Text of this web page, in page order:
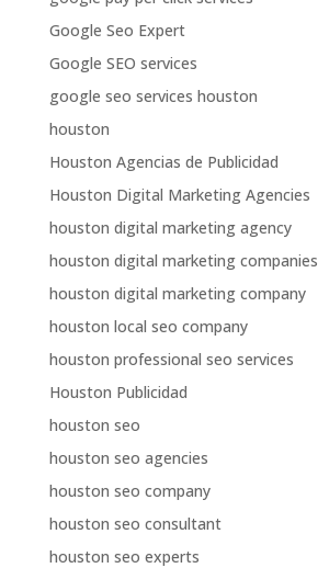
Google Seo Expert
Google SEO services
google seo services houston
houston
Houston Agencias de Publicidad
Houston Digital Marketing Agencies
houston digital marketing agency
houston digital marketing companies
houston digital marketing company
houston local seo company
houston professional seo services
Houston Publicidad
houston seo
houston seo agencies
houston seo company
houston seo consultant
houston seo experts